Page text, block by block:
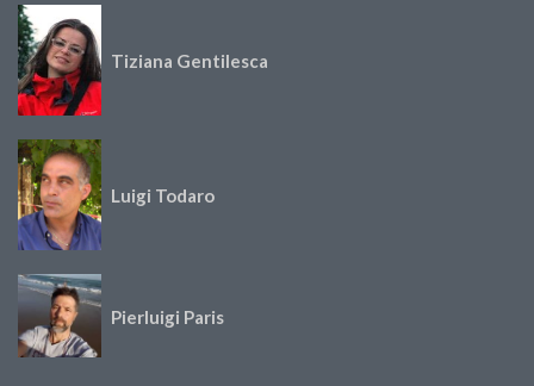
Tiziana Gentilesca
Luigi Todaro
Pierluigi Paris